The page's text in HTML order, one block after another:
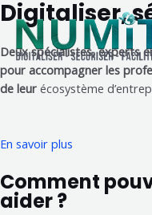
Digitaliser,
Deux spécialistes, experts
pour accompagner les
de leur écosystème
En savoir plus
Comment
aider ?